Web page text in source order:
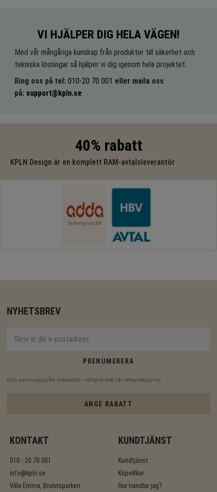
VI HJÄLPER DIG HELA VÄGEN!
Med vår mångåriga kunskap från produkter till säkerhet och
tekniska lösningar så hjälper vi dig igenom hela projektet.
Ring oss på tel: 010-20 70 001 eller maila oss
på: support@kpln.se
40% rabatt
KPLN Design är en komplett RAM-avtalsleverantör
NYHETSBREV
PRENUMERERA
Dina personuppgifter behandlas i enlighet med vår integritetspolicy
ANGE RABATT
KONTAKT
010 - 20 70 001
info@kpln.se
Villa Emma, Brunnsparken
KUNDTJÄNST
Kundtjänst
Köpvillkor
Hur handlar jag?